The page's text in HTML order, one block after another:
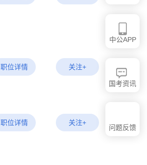
职位详情 关注+
职位详情 关注+
中公APP
国考资讯
问题反馈